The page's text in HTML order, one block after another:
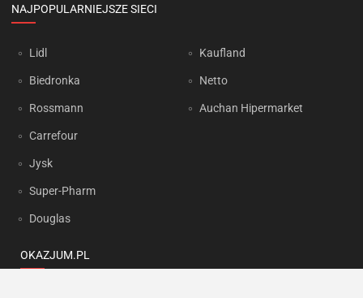
NAJPOPULARNIEJSZE SIECI
Lidl
Biedronka
Rossmann
Carrefour
Jysk
Super-Pharm
Douglas
Kaufland
Netto
Auchan Hipermarket
OKAZJUM.PL